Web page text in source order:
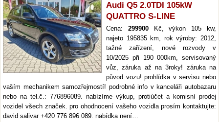
Audi Q5 2.0TDI 105kW
QUATTRO S-LINE
Cena: 299900Kč, výkon 105 kw,
najeto 195835 km, rok výroby: 2012,
tažné zařízení, nové rozvody v
10/2025 při 190 000km, servisovaný
vůz, záruka až na 3roky! záruka na
původ vozu! prohlídka v servisu nebo
vaším mechanikem samozřejmostí! podrobné info v kanceláři autobazaru
nebo na tel.č.: 776896089. nabízíme výkup, protiúčet a komisní prodej
vozidel všech značek. pro ohodnocení vašeho vozidla prosím kontaktujte:
david salivar +420 776 896 089. nabídka není…